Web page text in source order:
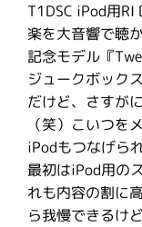
T1DSC iPod用
楽を大音響で聴
記念モデル『
ジュークボック
だけど、さすが
（笑）こいつを
iPodもつなげら
最初はiPod用の
れも内容の割に
ら我慢できるけ